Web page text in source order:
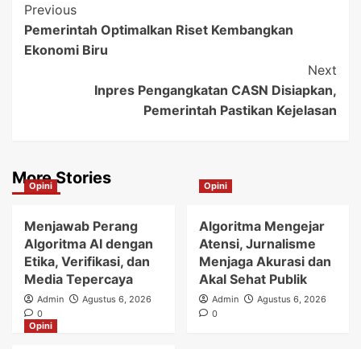
Post
Navigation
Previous
Pemerintah Optimalkan Riset Kembangkan
Ekonomi Biru
Next
Inpres Pengangkatan CASN Disiapkan,
Pemerintah Pastikan Kejelasan
More Stories
Opini
Menjawab Perang
Algoritma AI dengan
Etika, Verifikasi, dan
Media Tepercaya
Admin
Agustus 6, 2026
0
Opini
Algoritma Mengejar
Atensi, Jurnalisme
Menjaga Akurasi dan
Akal Sehat Publik
Admin
Agustus 6, 2026
0
Opini